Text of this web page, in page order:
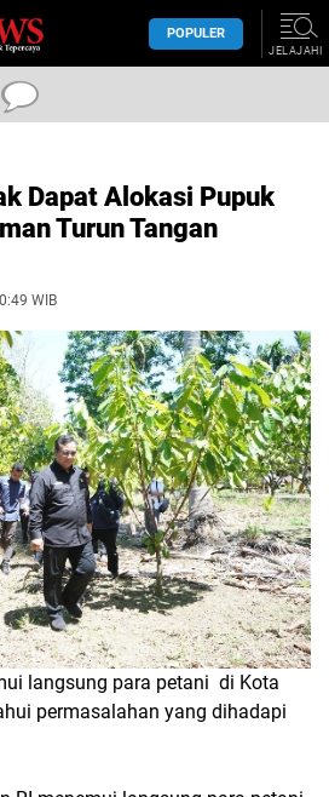
POPULER
JELAJAHI
Dapat Alokasi Pupuk
Turun Tangan
WIB
langsung para petani di Kota
permasalahan yang dihadapi